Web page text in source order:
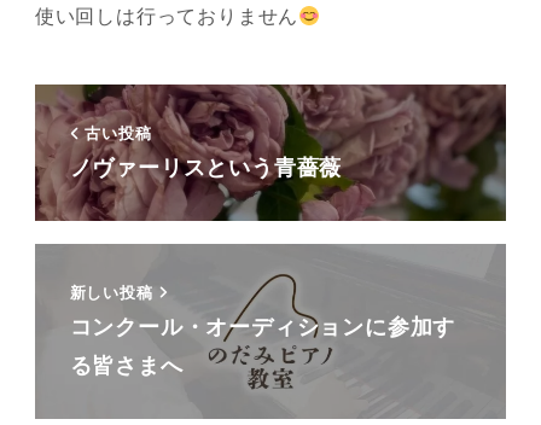
使い回しは行っておりません
古い投稿
ノヴァーリスという青薔薇
新しい投稿
コンクール・オーディションに参加す
る皆さまへ